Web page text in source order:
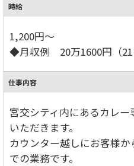
時給
1,200円～
◆月収例 20万1600円（21
仕事内容
宮交シティ内にあるカレ
いただきます。
カウンター越しにお客様
での業務です。